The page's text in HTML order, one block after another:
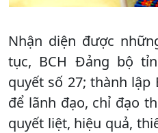
Nhận diện được
tục, BCH Đảng bộ
quyết số 27; thành lập
để lãnh đạo, chỉ đạo
quyết liệt, hiệu quả,